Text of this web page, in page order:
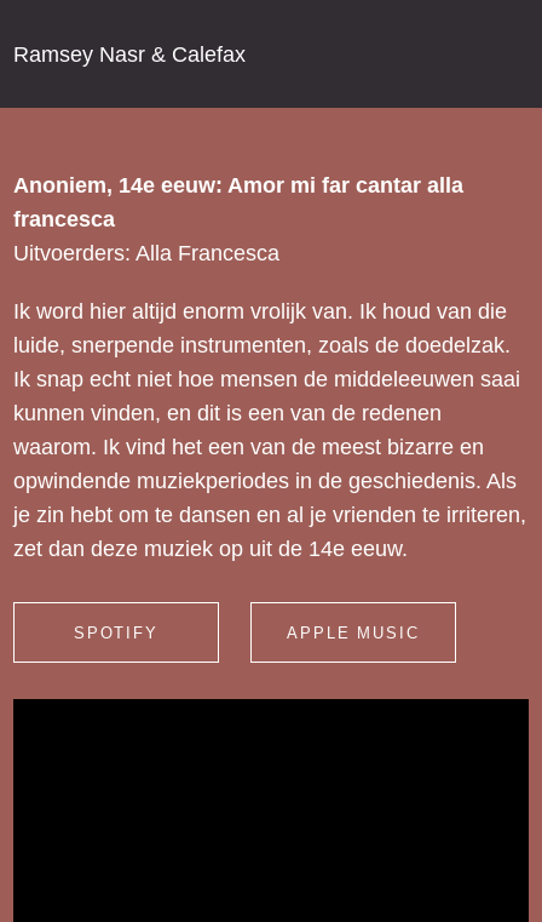
Ramsey Nasr & Calefax
Anoniem, 14e eeuw: Amor mi far cantar alla
francesca
Uitvoerders: Alla Francesca
Ik word hier altijd enorm vrolijk van. Ik houd van die
luide, snerpende instrumenten, zoals de doedelzak.
Ik snap echt niet hoe mensen de middeleeuwen saai
kunnen vinden, en dit is een van de redenen
waarom. Ik vind het een van de meest bizarre en
opwindende muziekperiodes in de geschiedenis. Als
je zin hebt om te dansen en al je vrienden te irriteren,
zet dan deze muziek op uit de 14e eeuw.
SPOTIFY APPLE MUSIC